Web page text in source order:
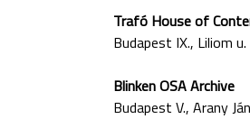
Trafó House of
Budapest IX., Liliom
Blinken OSA Archive
Budapest V., Arany